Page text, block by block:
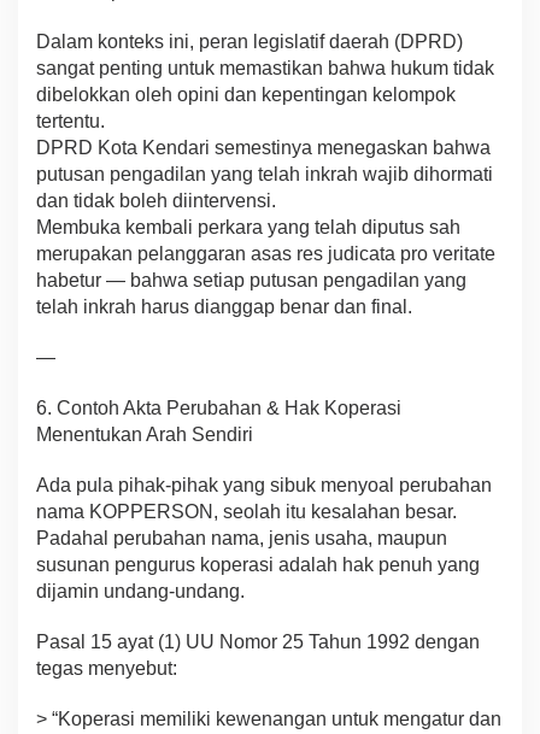
Dalam konteks ini, peran legislatif daerah (DPRD)
sangat penting untuk memastikan bahwa hukum tidak
dibelokkan oleh opini dan kepentingan kelompok
tertentu.
DPRD Kota Kendari semestinya menegaskan bahwa
putusan pengadilan yang telah inkrah wajib dihormati
dan tidak boleh diintervensi.
Membuka kembali perkara yang telah diputus sah
merupakan pelanggaran asas res judicata pro veritate
habetur — bahwa setiap putusan pengadilan yang
telah inkrah harus dianggap benar dan final.
—
6. Contoh Akta Perubahan & Hak Koperasi
Menentukan Arah Sendiri
Ada pula pihak-pihak yang sibuk menyoal perubahan
nama KOPPERSON, seolah itu kesalahan besar.
Padahal perubahan nama, jenis usaha, maupun
susunan pengurus koperasi adalah hak penuh yang
dijamin undang-undang.
Pasal 15 ayat (1) UU Nomor 25 Tahun 1992 dengan
tegas menyebut:
> “Koperasi memiliki kewenangan untuk mengatur dan